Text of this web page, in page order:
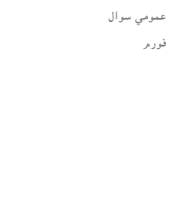
عمومي سوال
فورم